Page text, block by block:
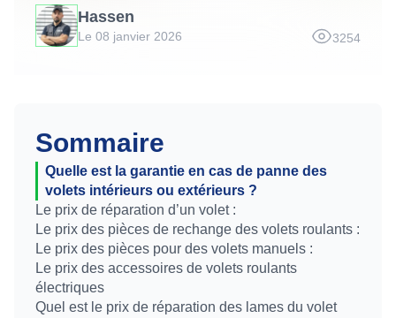
Hassen
Le 08 janvier 2026 3254
Sommaire
Quelle est la garantie en cas de panne des
volets intérieurs ou extérieurs ?
Le prix de réparation d’un volet :
Le prix des pièces de rechange des volets roulants :
Le prix des pièces pour des volets manuels :
Le prix des accessoires de volets roulants
électriques
Quel est le prix de réparation des lames du volet